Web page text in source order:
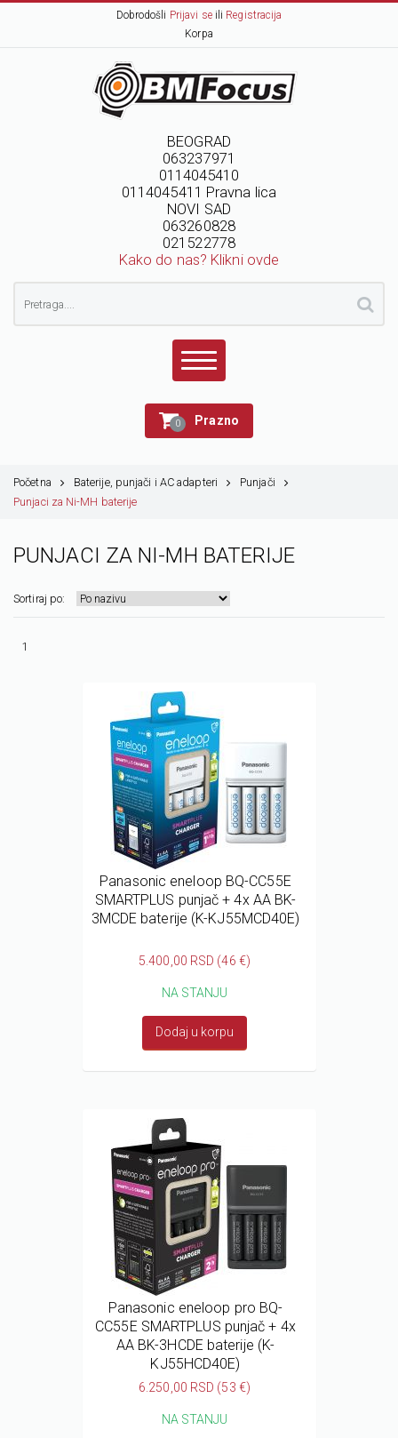
Dobrodošli Prijavi seili Registracija
Korpa
BEOGRAD
063237971
0114045410
0114045411 Pravna lica
NOVI SAD
063260828
021522778
Kako do nas? Klikni ovde
0 Prazno
Početna Baterije, punjači i AC adapteri
Punjači
Punjaci za Ni-MH baterije
PUNJACI ZA NI-MH BATERIJE
Sortiraj po:
1
Panasonic eneloop BQ-CC55E
SMARTPLUS punjač + 4x AA BK-
3MCDE baterije (K-KJ55MCD40E)
5.400,00 RSD (46 €)
NA STANJU
Dodaj u korpu
Panasonic eneloop pro BQ-
CC55E SMARTPLUS punjač + 4x
AA BK-3HCDE baterije (K-
KJ55HCD40E)
6.250,00 RSD (53 €)
NA STANJU